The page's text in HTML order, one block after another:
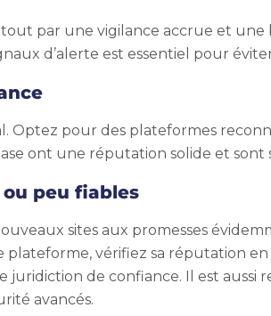
tout par une vigilance accrue et
d’alerte est essentiel pour
Optez pour des plateformes
ont une réputation solide et
peu fiables
sites aux promesses
vérifiez sa réputation en
juridiction de confiance. Il est
avancés.